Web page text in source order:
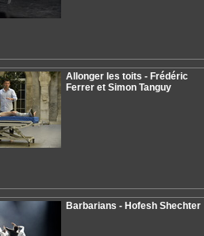
Allonger les toits - Frédéric
Ferrer et Simon Tanguy
Barbarians - Hofesh Shechter